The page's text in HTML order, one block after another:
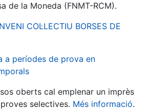
de la Moneda (FNMT-RCM).
COL·LECTIU BORSES DE
a períodes de prova en
oberts cal emplenar un imprès
selectives. Més informació.